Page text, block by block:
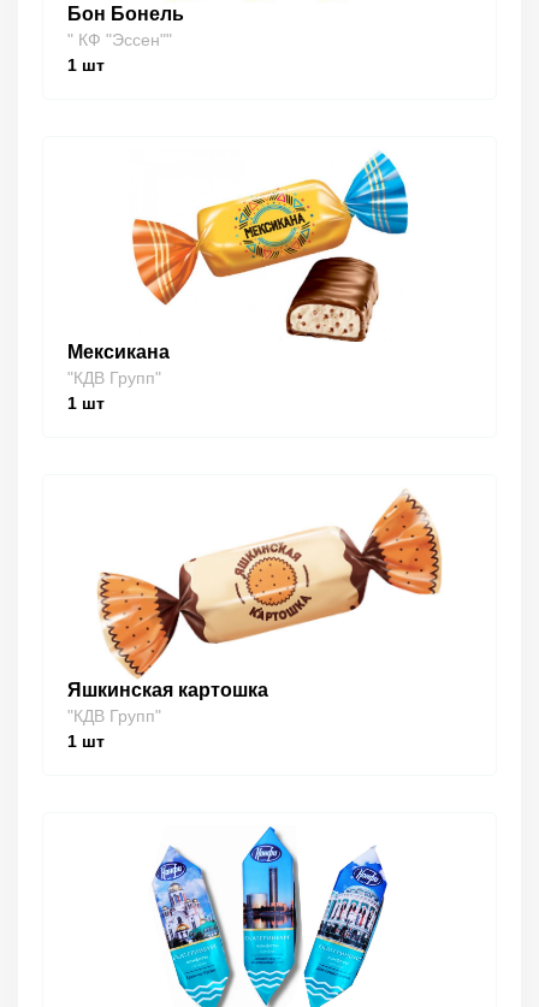
Бон Бонель
" КФ "Эссен""
1 шт
Мексикана
"КДВ Групп"
1 шт
Яшкинская картошка
"КДВ Групп"
1 шт